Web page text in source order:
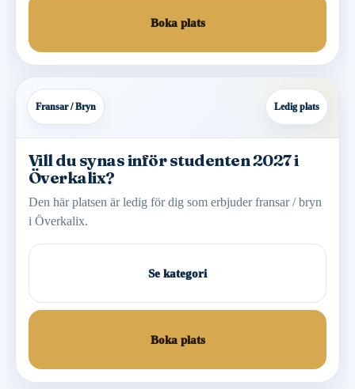
Boka plats
Fransar / Bryn Ledig plats
Vill du synas inför studenten 2027 i
Överkalix?
Den här platsen är ledig för dig som erbjuder fransar / bryn
i Överkalix.
Se kategori
Boka plats